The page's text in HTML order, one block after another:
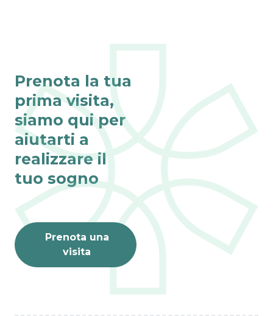
Prenota la tua
prima visita,
siamo qui per
aiutarti a
realizzare il
tuo sogno
Prenota una
visita
VISITE ONLINE
perfetto per dar vita ai
Fino al 31 agosto